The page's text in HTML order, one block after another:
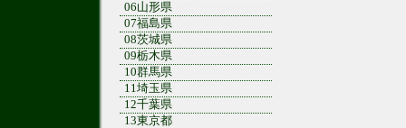
06山形県
07福島県
08茨城県
09栃木県
10群馬県
11埼玉県
12千葉県
13東京都